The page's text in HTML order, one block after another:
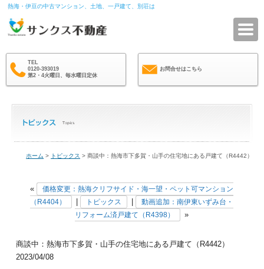
熱海・伊豆の中古マンション、土地、一戸建て、別荘は
TEL
0120-393019
第2・4火曜日、毎水曜日定休
お問合せはこちら
ホーム > トピックス > 商談中：熱海市下多賀・山手の住宅地にある戸建て（R4442）
«
価格変更：熱海クリフサイド・海一望・ペット可マンション
（R4404）
トピックス
動画追加：南伊東いずみ台・
リフォーム済戸建て（R4398）
»
商談中：熱海市下多賀・山手の住宅地にある戸建て（R4442）
2023/04/08